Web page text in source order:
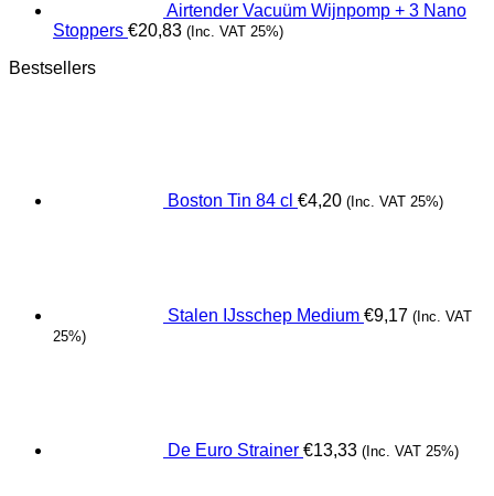
Airtender Vacuüm Wijnpomp + 3 Nano
Stoppers €20,83 (Inc. VAT 25%)
Bestsellers
Boston Tin 84 cl €4,20 (Inc. VAT 25%)
Stalen IJsschep Medium €9,17 (Inc. VAT
25%)
De Euro Strainer €13,33 (Inc. VAT 25%)